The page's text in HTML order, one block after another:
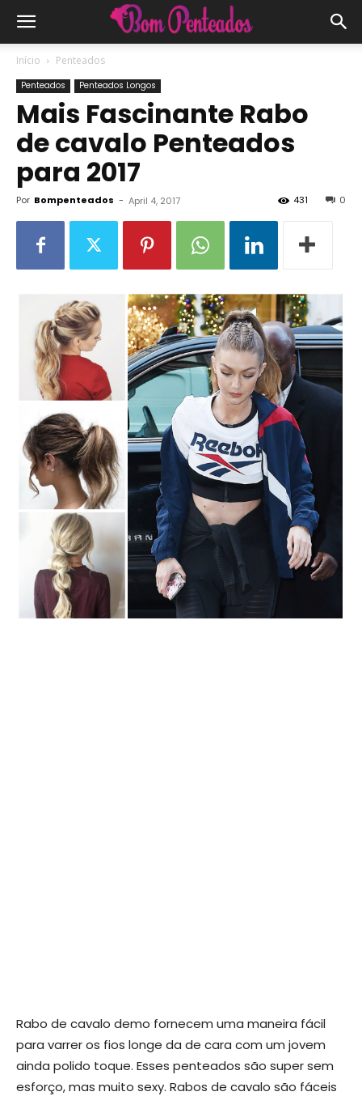
Início Penteados
Penteados Penteados Longos
Mais Fascinante Rabo
de cavalo Penteados
para 2017
Por Bompenteados - April 4, 2017 0
431
Rabo de cavalo demo fornecem uma maneira fácil
para varrer os fios longe da de cara com um jovem
ainda polido toque. Esses penteados são super sem
esforço, mas muito sexy. Rabos de cavalo são fáceis